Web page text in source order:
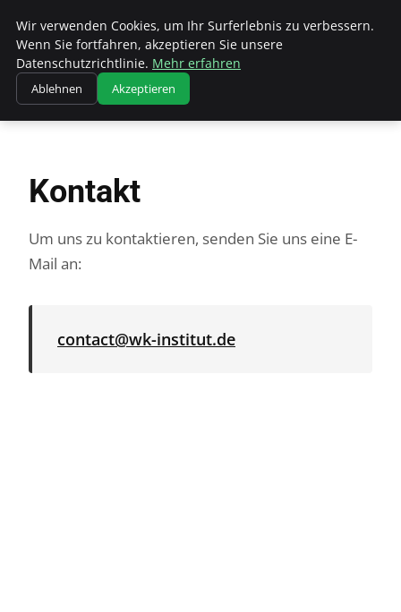
Wk Institut
Startseite Kontakt
Kontakt
Um uns zu kontaktieren, senden Sie uns eine E-
Mail an:
contact@wk-institut.de
Wir verwenden Cookies, um Ihr Surferlebnis zu verbessern.
Wenn Sie fortfahren, akzeptieren Sie unsere
Datenschutzrichtlinie. Mehr erfahren
Ablehnen Akzeptieren